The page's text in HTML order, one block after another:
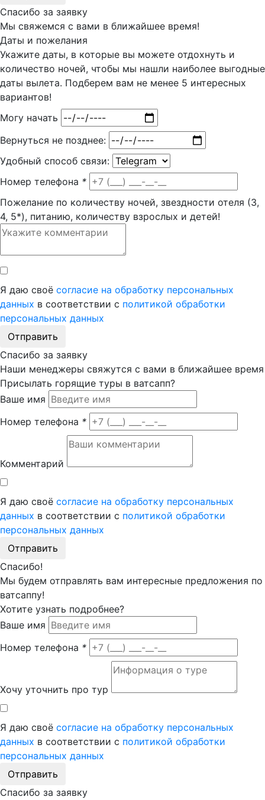
Спасибо за заявку
Мы свяжемся с вами в ближайшее время!
Даты и пожелания
Укажите даты, в которые вы можете отдохнуть и
количество ночей, чтобы мы нашли наиболее выгодные
даты вылета. Подберем вам не менее 5 интересных
вариантов!
Могу начать
Вернуться не позднее:
Удобный способ связи:
Номер телефона *
Пожелание по количеству ночей, звездности отеля (3,
4, 5*), питанию, количеству взрослых и детей!
Я даю своё согласие на обработку персональных
данных в соответствии с политикой обработки
персональных данных
Отправить
Спасибо за заявку
Наши менеджеры свяжутся с вами в ближайшее время
Присылать горящие туры в ватсапп?
Ваше имя
Номер телефона *
Комментарий
Я даю своё согласие на обработку персональных
данных в соответствии с политикой обработки
персональных данных
Отправить
Спасибо!
Мы будем отправлять вам интересные предложения по
ватсаппу!
Хотите узнать подробнее?
Ваше имя
Номер телефона *
Хочу уточнить про тур
Я даю своё согласие на обработку персональных
данных в соответствии с политикой обработки
персональных данных
Отправить
Спасибо за заявку